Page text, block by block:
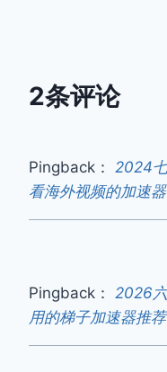
2条评论
Pingback： 2024
看海外视频的加速
Pingback： 2026
用的梯子加速器推